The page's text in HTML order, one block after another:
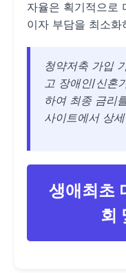
자율은 획기적으로
이자 부담을 최소
청약저축 가입
고 장애인/신혼
하여 최종 금리
사이트에서 상
생애최초
회